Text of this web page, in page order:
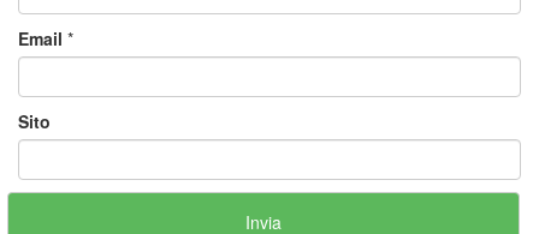
Email *
Sito